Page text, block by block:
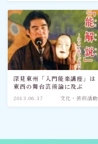
深見東州「入門能楽講座」は
東西の舞台芸術論に及ぶ
2013.06.17 文化・芸術活動